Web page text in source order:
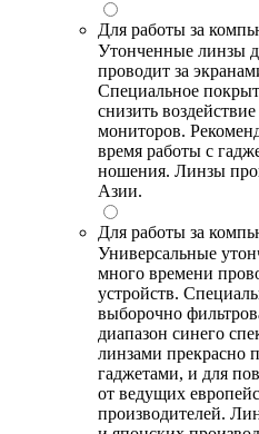
Для работы за
Утонченные линзы
проводит за
Специальное
снизить
мониторов.
время работы с
ношения. Линзы
Азии.
Для работы за
Универсальные
много времени
устройств.
выборочно
диапазон синего
линзами прекрасно
гаджетами, и для
от ведущих
производителей.